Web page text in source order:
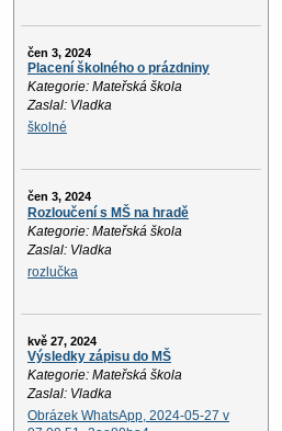
čen 3, 2024
Placení školného o prázdniny
Kategorie: Mateřská škola
Zaslal: Vladka
školné
čen 3, 2024
Rozloučení s MŠ na hradě
Kategorie: Mateřská škola
Zaslal: Vladka
rozlučka
kvě 27, 2024
Výsledky zápisu do MŠ
Kategorie: Mateřská škola
Zaslal: Vladka
Obrázek WhatsApp, 2024-05-27 v